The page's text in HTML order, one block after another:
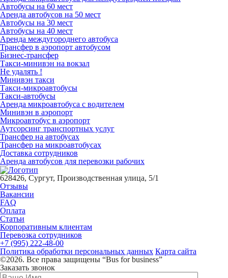
Автобусы на 60 мест
Аренда автобусов на 50 мест
Автобусы на 30 мест
Автобусы на 40 мест
Аренда междугороднего автобуса
Трансфер в аэропорт автобусом
Бизнес-трансфер
Такси-минивэн на вокзал
Не удалять !
Минивэн такси
Такси-микроавтобусы
Такси-автобусы
Аренда микроавтобуса с водителем
Минивэн в аэропорт
Микроавтобус в аэропорт
Аутсорсинг транспортных услуг
Трансфер на автобусах
Трансфер на микроавтобусах
Доставка сотрудников
Аренда автобусов для перевозки рабочих
628426, Сургут, Производственная улица, 5/1
Отзывы
Вакансии
FAQ
Оплата
Статьи
Корпоративным клиентам
Перевозка сотрудников
+7 (995) 222-48-00
Политика обработки персональных данных Карта сайта
©2026. Все права защищены “Bus for business”
Заказать звонок